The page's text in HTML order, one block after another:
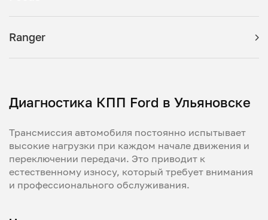
Ranger
Диагностика КПП Ford в Ульяновске
Трансмиссия автомобиля постоянно испытывает
высокие нагрузки при каждом начале движения и
переключении передачи. Это приводит к
естественному износу, который требует внимания
и профессионального обслуживания.